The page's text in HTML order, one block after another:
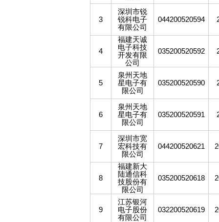
3
深圳市锐
锐科电子
有限公司
044200520594
4
福建天诚
电子科技
开发有限
公司
035200520592
5
泉州天地
星电子有
限公司
035200520590
6
泉州天地
星电子有
限公司
035200520591
7
深圳市宽
宏科技有
限公司
044200520621
8
福建新大
陆通信科
技股份有
限公司
035200520618
9
江苏银河
电子股份
有限公司
032200520619